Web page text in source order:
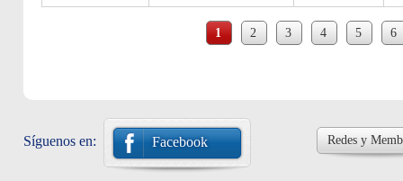
1 2 3 4 5 6
Síguenos en: Facebook Redes y